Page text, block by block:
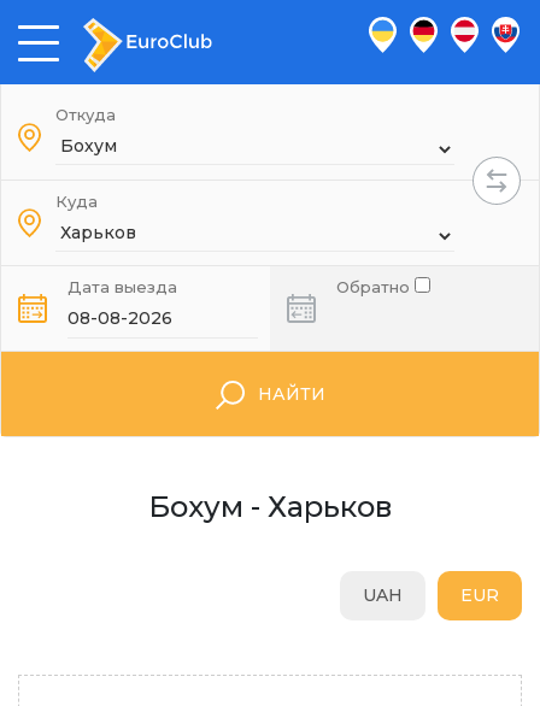
Откуда
Куда
Дата выезда Обратно
НАЙТИ
Бохум - Харьков
EUR
UAH